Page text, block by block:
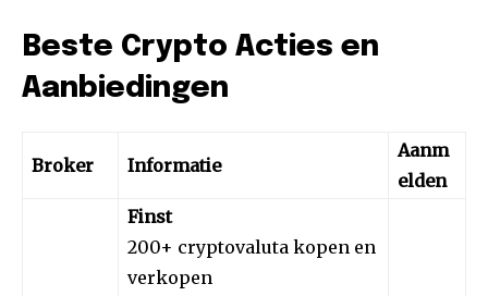
Beste Crypto Acties en
Aanbiedingen
Broker Informatie
Aanm
elden
Finst
200+ cryptovaluta kopen en
verkopen